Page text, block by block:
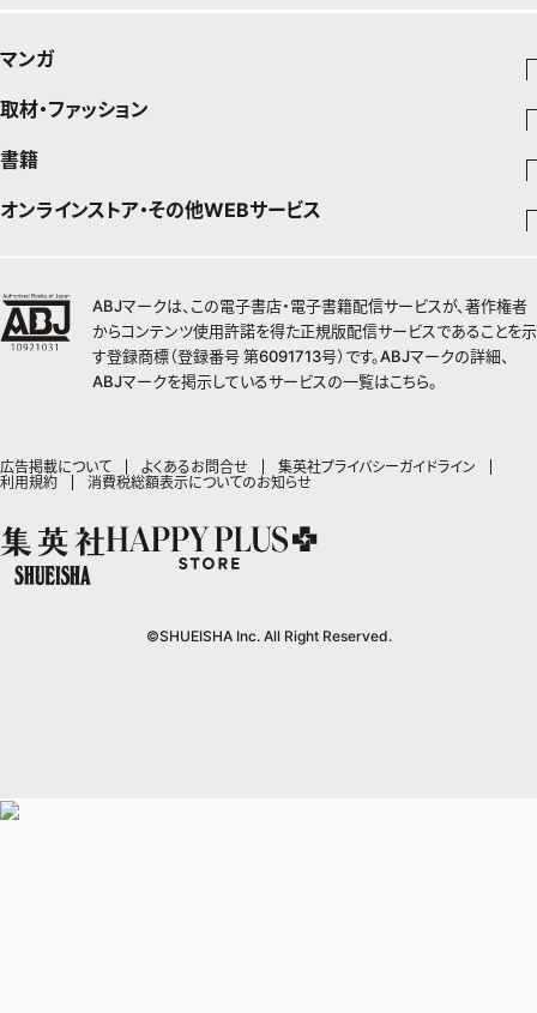
インテリア
料理
チームJマダムメンバー一覧
チームJマダム特集
デジタルカタログ
マンガ
少年マンガ
Vジャンプ
少年ジャンプ+
ジャンプTOON
ZEBRACK
集英社ジャンプリミックス
青年マンガ
少年ジャンプ+
S-MANGA
集英社ジャンプリミックス
集英社コミック文庫
ヤングジャンプ定期購読デジタル
ヤンジャン！
となりのヤングジャンプ
グランドジャンプ
少女マンガ
ZEBRACK
S-MANGA
集英社コミック文庫
別冊マーガレット
リマコミ
マンガMeets
ジャンプTOON
ZEBRACK
S-MANGA
マンガMee公式サイト
リマコミ
マンガMeets
Cookie
取材・ファッション
ファッション・美容
Seventeen
MAQUIA
SPUR
HAPPY PLUS ONE
MEN'S NON-NO
UOMO
芸能・情報・スポーツ
週プレNEWS
週プレ グラジャパ!
Sportiva
書籍
文芸・文庫・総合
集英社 文芸ステーション
web 集英社文庫
1日5分で、明日は変わる よみタイ yomitai
集英社学芸部 - 学芸・ノンフィクション
集英社ビジネス書
kotoba
情報・知識＆オピニオン imidas
ライトノベル・ノベライズ
集英社オレンジ文庫
JUMP j-BOOKS
集英社Webマガジン コバルト
オンラインストア・その他WEBサービス
OTO
SHUEISHA MANGA-ART HERITAGE
ジャンプキャラクターズストア
LEEマルシェ
eclat premium
mirabella
その他WEBサービス
集英社アドナビ
集英社エディターズ・ラボ
広告掲載について よくあるお問合せ
集英社プライバシーガイドライン
利用規約
消費税総額表示についてのお知らせ
ABJマークは、この電子書店・電子書籍配信サービスが、著作権者
からコンテンツ使用許諾を得た正規版配信サービスであることを示
す登録商標（登録番号 第6091713号）です。ABJマークの詳細、
ABJマークを掲示しているサービスの一覧はこちら。
©SHUEISHA Inc. All Right Reserved.